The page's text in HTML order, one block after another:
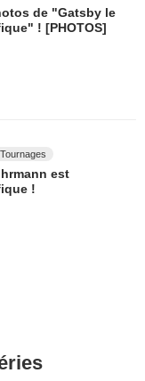
de "Gatsby le
! [PHOTOS]
est
!